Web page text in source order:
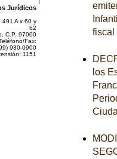
Jurídicos
491 A x 60 y
62
C.P. 97000
Fax:
930-0900
1151
fiscal
los